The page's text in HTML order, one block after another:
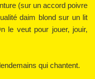
(sur un accord poivre
daim blond sur un lit
le veut pour jouer, jouir,
qui chantent.